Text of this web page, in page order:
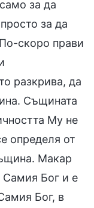
за да
за да
скоро прави
разкрива, да
Същината
Му не
определя от
Макар
Самия Бог и е
Бог, в